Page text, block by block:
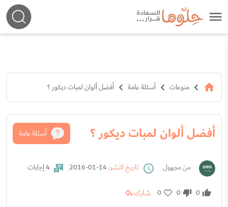
منوعات أسئلة عامة أفضل ألوان لمبات ديكور ؟
أفضل ألوان لمبات ديكور ؟ أسئلة عامة
من مجهول تاريخ النشر: 4 إجابات
0
0
0 شارك